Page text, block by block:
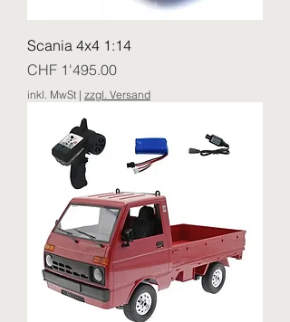
Scania 4x4 1:14
Preis
CHF 1'495.00
inkl. MwSt | zzgl. Versand